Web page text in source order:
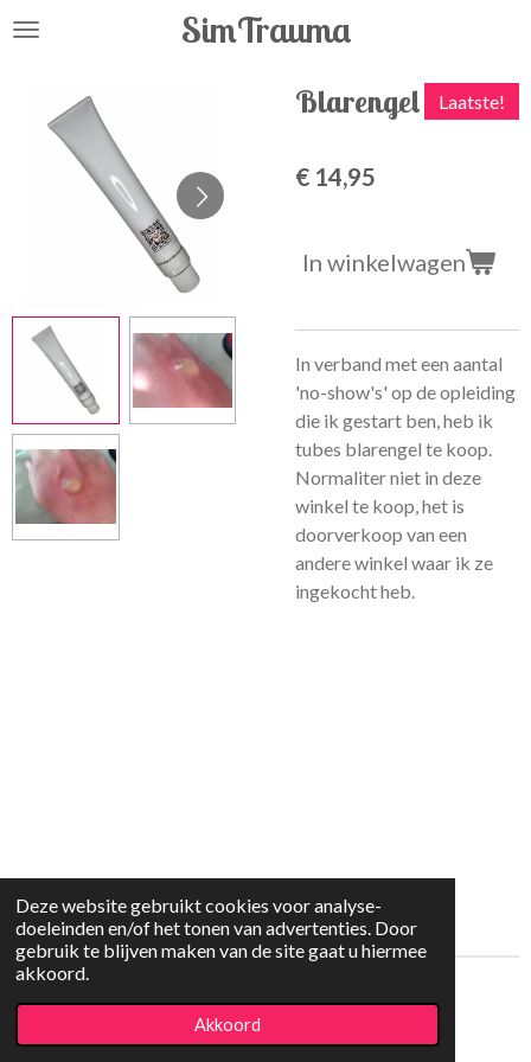
Deze website gebruikt cookies voor analyse-
doeleinden en/of het tonen van advertenties. Door
gebruik te blijven maken van de site gaat u hiermee
akkoord.
Akkoord
Ga
hoofdinhoud
SimTrauma
Blarengel Laatste!
€ 14,95
In winkelwagen
In verband met een aantal
'no-show's' op de opleiding
die ik gestart ben, heb ik
tubes blarengel te koop.
Normaliter niet in deze
winkel te koop, het is
doorverkoop van een
andere winkel waar ik ze
ingekocht heb.